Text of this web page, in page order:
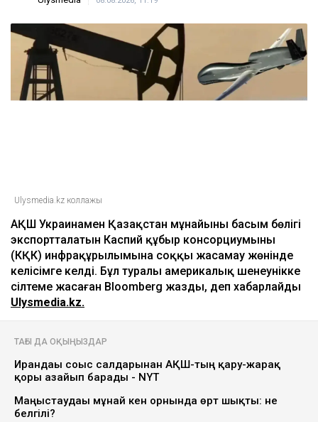
Ulysmedia.kz коллажы
АҚШ Украинамен Қазақстан мұнайының басым бөлігі
экспортталатын Каспий құбыр консорциумының
(КҚК) инфрақұрылымына соққы жасамау жөнінде
келісімге келді. Бұл туралы америкалық шенеунікке
сілтеме жасаған Bloomberg жазды, деп хабарлайды
Ulysmedia.kz.
ТАҒЫ ДА ОҚЫҢЫЗДАР
Ирандағы соғыс салдарынан АҚШ-тың қару-жарақ
қоры азайып барады - NYT
Маңғыстаудағы мұнай кен орнында өрт шықты: не
белгілі?